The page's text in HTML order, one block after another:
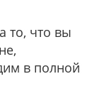
то, что вы
в полной